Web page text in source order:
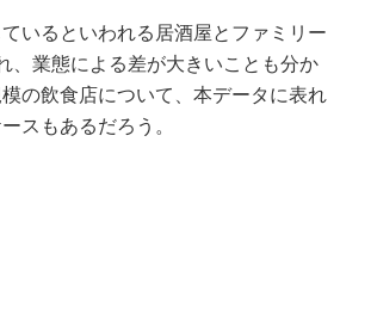
いるといわれる居酒屋とファミリー
、業態による差が大きいことも分か
の飲食店について、本データに表れ
スもあるだろう。